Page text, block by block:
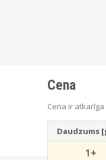
Cena
Cena ir
Daudzums
1+